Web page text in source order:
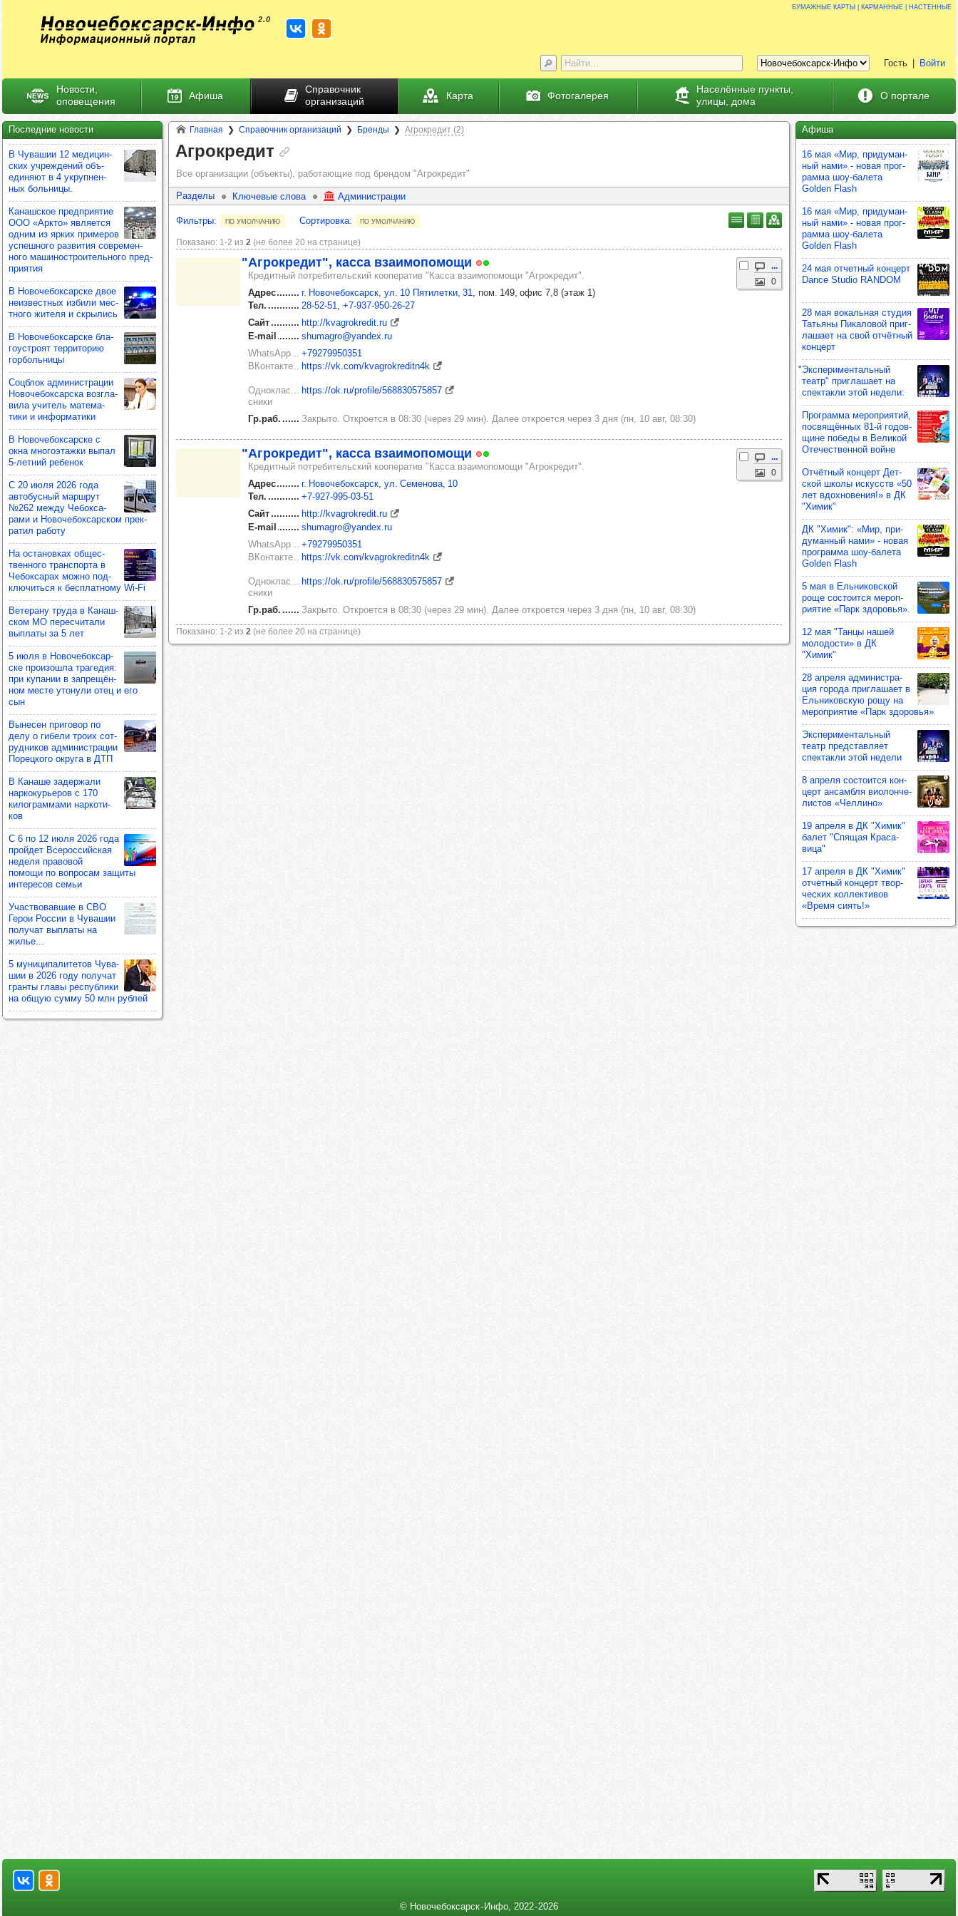
Афиша
16 мая «Мир, при­ду­ман­
ный нами» - новая прог­
рамма шоу‑балета
Golden Flash
16 мая «Мир, при­ду­ман­
ный нами» - новая прог­
рамма шоу‑балета
Golden Flash
24 мая отчет­ный кон­церт
Dance Studio RANDOM
28 мая вокаль­ная сту­дия
Тать­яны Пика­ло­вой приг­
ла­шает на свой отчёт­ный
кон­церт
"Экспе­ри­мен­таль­ный
театр" приг­ла­шает на
спек­такли этой недели:
Прог­рамма мероп­ри­ятий,
пос­вя­щён­ных 81-й годов­
щине победы в Вели­кой
Оте­чес­твен­ной войне
Отчёт­ный кон­церт Дет­
ской школы искусств «50
лет вдох­но­ве­ния!» в ДК
"Химик"
ДК "Химик": «Мир, при­
ду­ман­ный нами» - новая
прог­рамма шоу‑балета
Golden Flash
5 мая в Ель­ни­ков­ской
роще сос­то­ится мероп­
ри­ятие «Парк здо­ровья».
12 мая "Танцы нашей
моло­дости» в ДК
"Химик"
28 апреля адми­нис­тра­
ция города приг­ла­шает в
Ель­ни­ков­скую рощу на
мероп­ри­ятие «Парк здо­ровья»
Экспе­ри­мен­таль­ный
театр пред­став­ляет
спек­такли этой недели
8 апреля сос­то­ится кон­
церт ансам­бля виолон­че­
лис­тов «Чел­лино»
19 апреля в ДК "Химик"
балет "Спя­щая Кра­са­
вица"
17 апреля в ДК "Химик"
отчет­ный кон­церт твор­
чес­ких кол­лек­ти­вов
«Время сиять!»
Главная Справочник организаций Бренды Агрокредит (2)
Агрокредит
Все организации (объекты), работающие под брендом "Агрокредит"
Разделы Ключевые слова Администрации
Фильтры: по умолчанию Сортировка: по умолчанию
Показано: 1‑2 из 2 (не более 20 на странице)
...
0
"Агрок­ре­дит", касса вза­имо­по­мощи
Кредитный потребительский кооператив "Касса взаимопомощи "Агрокредит".
Адрес
г. Новочебоксарск, ул. 10 Пятилетки, 31, пом. 149, офис 7,8 (этаж 1)
Тел.
28‑52‑51 +7‑937‑950‑26‑27
Сайт
http://kvagrokredit.ru
E-mail
shumagro@yandex.ru
WhatsApp
+79279950351
ВКонтакте
https://vk.com/kvagrokreditn4k
Одноклас
сники
https://ok.ru/profile/568830575857
Гр.раб. Закрыто. Откроется в 08:30 (через 29 мин). Далее откроется через 3 дня (пн, 10 авг, 08:30)
...
0
"Агрок­ре­дит", касса вза­имо­по­мощи
Кредитный потребительский кооператив "Касса взаимопомощи "Агрокредит".
Адрес
г. Новочебоксарск, ул. Семенова, 10
Тел.
+7‑927‑995‑03‑51
Сайт
http://kvagrokredit.ru
E-mail
shumagro@yandex.ru
WhatsApp
+79279950351
ВКонтакте
https://vk.com/kvagrokreditn4k
Одноклас
сники
https://ok.ru/profile/568830575857
Гр.раб. Закрыто. Откроется в 08:30 (через 29 мин). Далее откроется через 3 дня (пн, 10 авг, 08:30)
Показано: 1‑2 из 2 (не более 20 на странице)
Последние новости
В Чува­шии 12 меди­цин­
ских учреж­де­ний объ­
еди­няют в 4 укруп­нен­
ных боль­ницы.
Канаш­ское пред­при­ятие
ООО «Аркто» явля­ется
одним из ярких при­ме­ров
успеш­ного раз­ви­тия сов­ре­мен­
ного маши­нос­тро­итель­ного пред­
при­ятия
В Ново­че­бок­сар­ске двое
неиз­вес­тных избили мес­
тного жителя и скры­лись
В Ново­че­бок­сар­ске бла­
го­ус­троят тер­ри­то­рию
гор­боль­ницы
Соц­блок адми­нис­тра­ции
Ново­че­бок­сар­ска воз­гла­
вила учи­тель мате­ма­
тики и инфор­ма­тики
В Ново­че­бок­сар­ске с
окна мно­го­этажки выпал
5-лет­ний ребе­нок
С 20 июля 2026 года
авто­бус­ный мар­шрут
№262 между Чебок­са­
рами и Ново­че­бок­сар­ском прек­
ра­тил работу
На оста­нов­ках общес­
твен­ного тран­спорта в
Чебок­са­рах можно под­
клю­читься к бес­плат­ному Wi-Fi
Вете­рану труда в Канаш­
ском МО перес­чи­тали
вып­латы за 5 лет
5 июля в Ново­че­бок­сар­
ске про­изошла тра­ге­дия:
при купа­нии в зап­ре­щён­
ном месте уто­нули отец и его
сын
Выне­сен при­го­вор по
делу о гибели троих сот­
руд­ни­ков адми­нис­тра­ции
Порец­кого округа в ДТП
В Канаше задер­жали
нар­ко­курь­еров с 170
килог­рам­мами нар­ко­ти­
ков
С 6 по 12 июля 2026 года
прой­дет Все­рос­сий­ская
неделя пра­во­вой
помощи по воп­ро­сам защиты
инте­ре­сов семьи
Учас­тво­вав­шие в СВО
Герои Рос­сии в Чува­шии
полу­чат вып­латы на
жилье...
5 муни­ци­па­ли­те­тов Чува­
шии в 2026 году полу­чат
гранты главы рес­пуб­лики
на общую сумму 50 млн руб­лей
Бумажные карты | карманные | настенные
Гость Войти
Новости,
оповещения
Афиша
Справочник
организаций
Карта Фотогалерея
Населённые пункты,
улицы, дома
О портале
© Новочебоксарск - Инфо, 2022 ‑ 2026